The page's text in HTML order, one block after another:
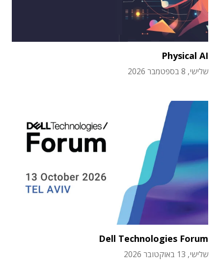
Physical AI
שלישי, 8 בספטמבר 2026
Dell Technologies Forum
שלישי, 13 באוקטובר 2026